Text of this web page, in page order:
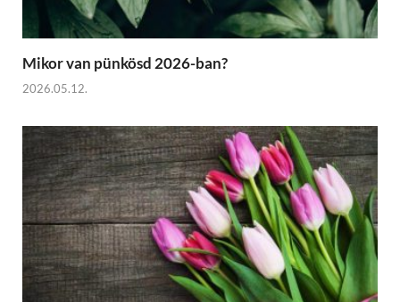
Mikor van pünkösd 2026-ban?
2026.05.12.